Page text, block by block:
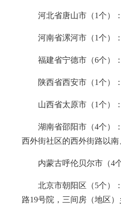
河北省唐山市（1个）
河南省漯河市（1个）
福建省宁德市（6个）
陕西省西安市（1个）
山西省太原市（1个）
湖南省邵阳市（4个）
西外街社区的西外街路以
内蒙古呼伦贝尔市（4
北京市朝阳区（5个）
路19号院，三间房（地区）